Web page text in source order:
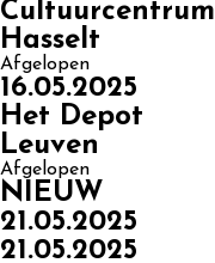
Cultuurcentrum
Hasselt
Afgelopen
16.05.2025
Het Depot
Leuven
Afgelopen
NIEUW
21.05.2025
21.05.2025